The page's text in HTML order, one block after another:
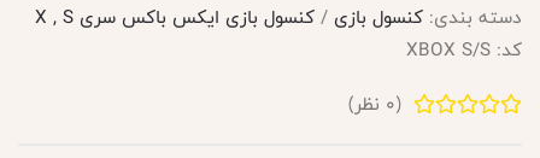
دسته بندی: کنسول بازی /کنسول بازی ایکس باکس سری X , S
کد: XBOX S/S
(
0 نظر)